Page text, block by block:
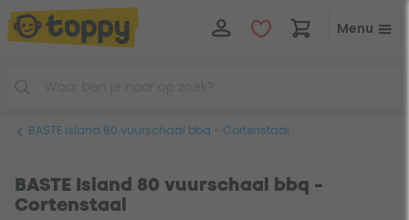
Menu
BASTE Island 80 vuurschaal bbq - Cortenstaal
BASTE Island 80 vuurschaal bbq -
Cortenstaal